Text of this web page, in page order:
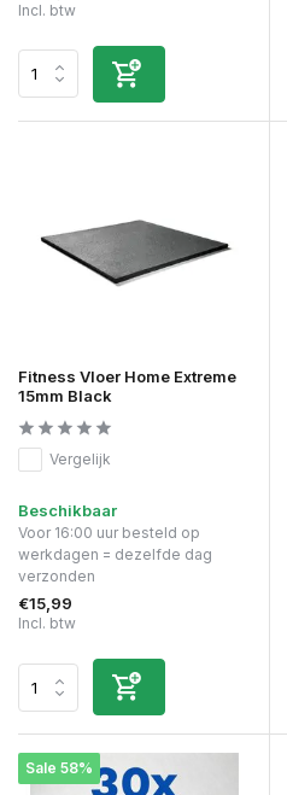
Incl. btw
Fitness Vloer Home Extreme
15mm Black
Vergelijk
Beschikbaar
Voor 16:00 uur besteld op
werkdagen = dezelfde dag
verzonden
€15,99
Incl. btw
Sale 58%